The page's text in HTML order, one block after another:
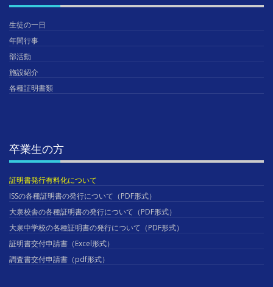
生徒の一日
年間行事
部活動
施設紹介
各種証明書類
卒業生の方
証明書発行有料化について
ISSの各種証明書の発行について（PDF形式）
大泉校舎の各種証明書の発行について（PDF形式）
大泉中学校の各種証明書の発行について（PDF形式）
証明書交付申請書（Excel形式）
調査書交付申請書（pdf形式）